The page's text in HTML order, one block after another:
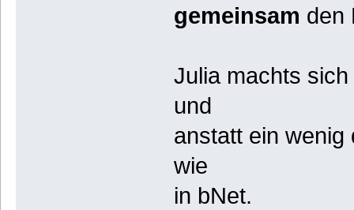
gemeinsam den
Julia machts
und
anstatt ein
wie
in bNet.